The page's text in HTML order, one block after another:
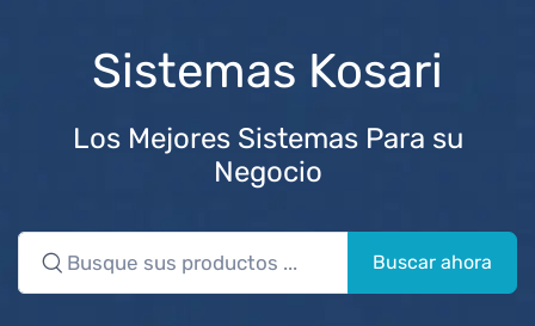
Sistemas Kosari
Los Mejores Sistemas Para su
Negocio
Buscar ahora